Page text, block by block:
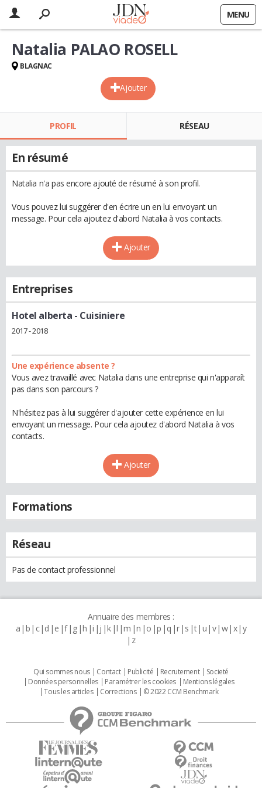
MENU
Ajouter
Natalia PALAO ROSELL
BLAGNAC
PROFIL RÉSEAU
En résumé
Natalia n'a pas encore ajouté de résumé à son profil.
Vous pouvez lui suggérer d'en écrire un en lui envoyant un
message. Pour cela ajoutez d'abord Natalia à vos contacts.
Ajouter
Entreprises
Hotel alberta - Cuisiniere
2017 - 2018
Une expérience absente ?
Vous avez travaillé avec Natalia dans une entreprise qui n'apparaît
pas dans son parcours ?
N'hésitez pas à lui suggérer d'ajouter cette expérience en lui
envoyant un message. Pour cela ajoutez d'abord Natalia à vos
contacts.
Ajouter
Formations
Réseau
Pas de contact professionnel
Annuaire des membres :
a b c d e f g h i j k l m n o p q r s t u v w x y
z
Qui sommes nous Contact Publicité Recrutement
Societé
Données personnelles
Paramétrer les cookies
Mentions légales
Tous les articles
Corrections © 2022 CCM Benchmark